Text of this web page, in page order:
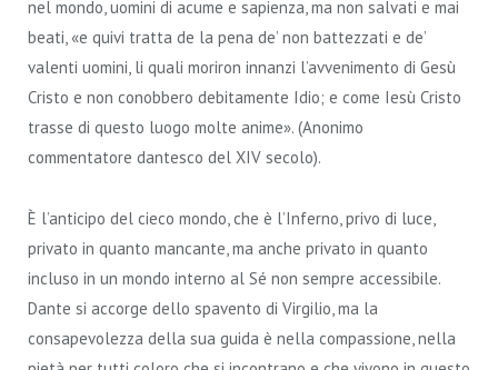
nel mondo, uomini di acume e sapienza, ma non salvati e mai
beati, «e quivi tratta de la pena de’ non battezzati e de’
valenti uomini, li quali moriron innanzi l’avvenimento di Gesù
Cristo e non conobbero debitamente Idio; e come Iesù Cristo
trasse di questo luogo molte anime». (Anonimo
commentatore dantesco del XIV secolo).
È l’anticipo del cieco mondo, che è l’Inferno, privo di luce,
privato in quanto mancante, ma anche privato in quanto
incluso in un mondo interno al Sé non sempre accessibile.
Dante si accorge dello spavento di Virgilio, ma la
consapevolezza della sua guida è nella compassione, nella